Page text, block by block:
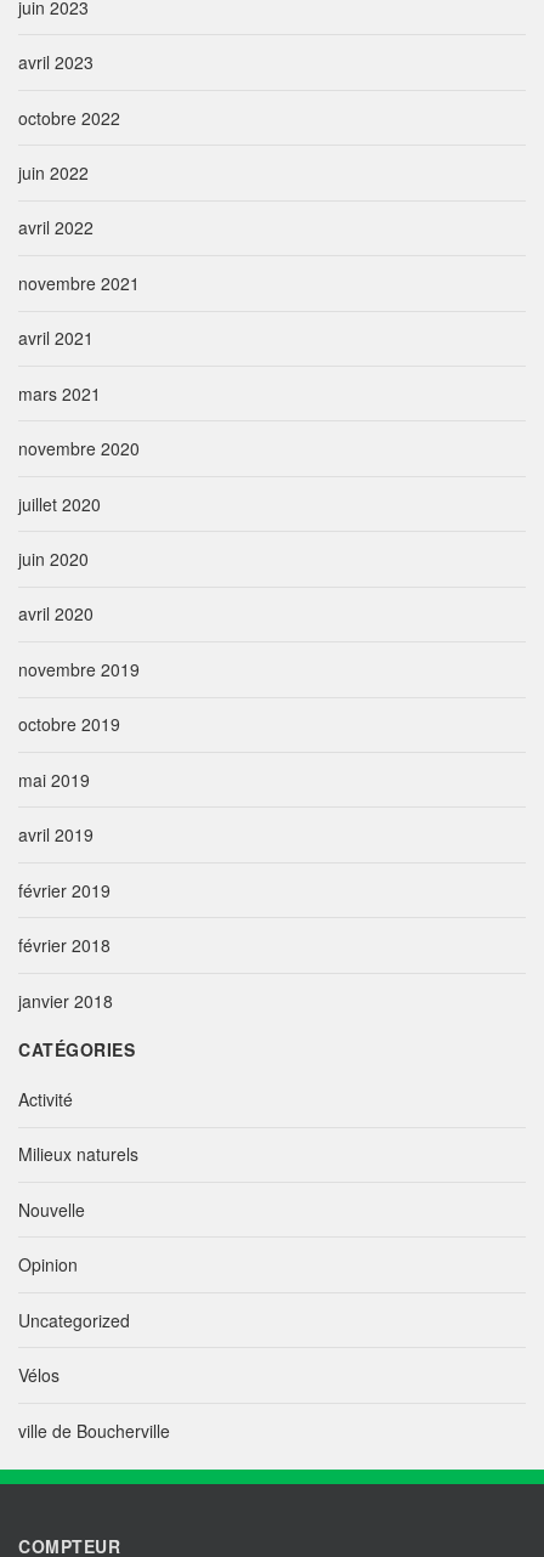
juin 2023
avril 2023
octobre 2022
juin 2022
avril 2022
novembre 2021
avril 2021
mars 2021
novembre 2020
juillet 2020
juin 2020
avril 2020
novembre 2019
octobre 2019
mai 2019
avril 2019
février 2019
février 2018
janvier 2018
CATÉGORIES
Activité
Milieux naturels
Nouvelle
Opinion
Uncategorized
Vélos
ville de Boucherville
COMPTEUR